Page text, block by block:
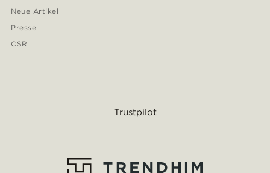
Neue Artikel
Presse
CSR
Trustpilot